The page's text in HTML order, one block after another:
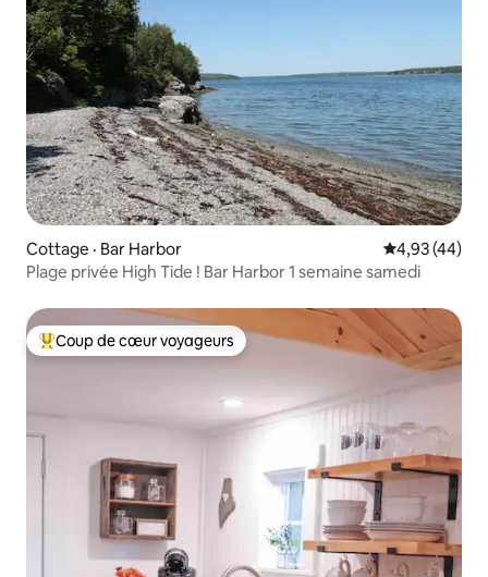
Cottage · Bar Harbor Note
4,93 (44)
Plage privée High Tide ! Bar Harbor 1 semaine samedi
Coup de cœur voyageurs parmi les plus aimés
Coup de cœur voyageurs